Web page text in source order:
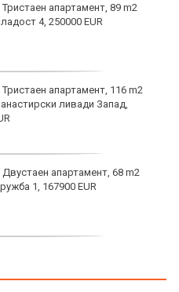
апартамент, 89 m2
4, 250000 EUR
апартамент, 116 m2
ливади Запад,
апартамент, 68 m2
1, 167900 EUR